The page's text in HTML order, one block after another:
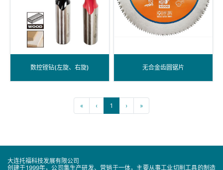
数控镗钻(左旋、右旋) 无合金齿圆锯片
« ‹ 1 › »
大连托福科技发展有限公司
创建于1999年，公司集生产研发、营销于一体，主要从事工业切削工具的制造